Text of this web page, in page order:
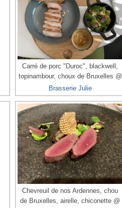
Carré de porc "Duroc", blackwell,
topinambour, choux de Bruxelles @
Brasserie Julie
Chevreuil de nos Ardennes, chou
de Bruxelles, airelle, chiconette @